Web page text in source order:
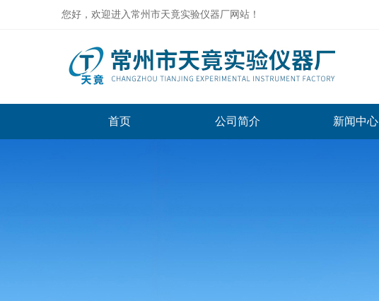
您好，欢迎进入常州市天竟实验仪器厂网站！
首页 公司简介 新闻中心